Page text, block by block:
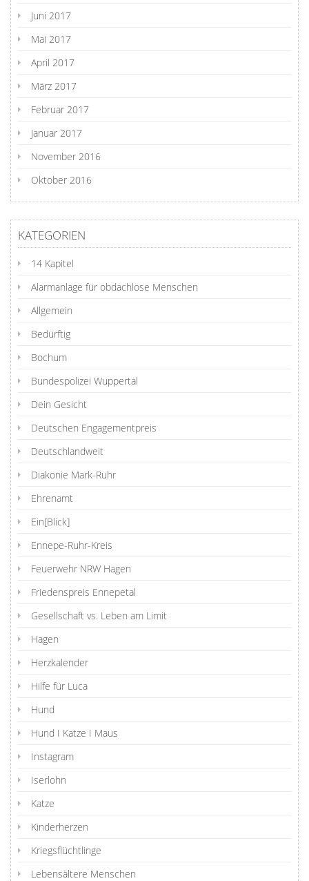
Juni 2017
Mai 2017
April 2017
März 2017
Februar 2017
Januar 2017
November 2016
Oktober 2016
KATEGORIEN
14 Kapitel
Alarmanlage für obdachlose Menschen
Allgemein
Bedürftig
Bochum
Bundespolizei Wuppertal
Dein Gesicht
Deutschen Engagementpreis
Deutschlandweit
Diakonie Mark-Ruhr
Ehrenamt
Ein[Blick]
Ennepe-Ruhr-Kreis
Feuerwehr NRW Hagen
Friedenspreis Ennepetal
Gesellschaft vs. Leben am Limit
Hagen
Herzkalender
Hilfe für Luca
Hund
Hund I Katze I Maus
Instagram
Iserlohn
Katze
Kinderherzen
Kriegsflüchtlinge
Lebensältere Menschen